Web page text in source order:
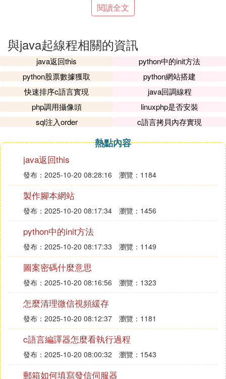
可返回值的任務必須實現Callable介面。類似的，無
執行Callable任務後，可以獲取一個Future的對象，
在該對象上調用get就可以獲取到Callable任務返回的
Object了。
注意：get方法是阻塞的，即：線程無返回結果，get
方法會一直等待。
再結合線程池介面ExecutorService就可以實現傳說
中有返回結果的多線程了。
C. 在JAVA中線程到底起到什麼作用
這是javaeye上非常經典的關於線程的帖子，寫的非
常通俗易懂的，適合任何讀計算機的同學.
線程同步
我們可以在計算機上運行各種計算機軟體程序。每一
個運行的程序可能包括多個獨立運行的線程（Threa
d）。
線程（Thread）是一份獨立運行的程序，有自己專用
的運行棧。線程有可能和其他線程共享一些資源，比
如，內存，文件，資料庫等。
當多個線程同時讀寫同一份共享資源的時候，可能會
引起沖突。這時候，我們需要引入線程「同步」機
制，即各位線程之間要有個先來後到，不能一窩蜂擠
上去搶作一團。
同步這個詞是從英文synchronize（使同時發生）翻
譯過來的。我也不明白為什麼要用這個很容易引起誤
閱讀全文
與java起線程相關的資訊
java返回this
python中的init方法
python股票數據獲取
python網站搭建
快速排序c語言實現
java回調線程
php調用攝像頭
linuxphp是否安裝
sql注入order
c語言拷貝內存實現
熱點內容
java返回this
發布：2025-10-20 08:28:16 瀏覽：1184
製作腳本網站
發布：2025-10-20 08:17:34 瀏覽：1456
python中的init方法
發布：2025-10-20 08:17:33 瀏覽：1149
圖案密碼什麼意思
發布：2025-10-20 08:16:56 瀏覽：1323
怎麼清理微信視頻緩存
發布：2025-10-20 08:12:37 瀏覽：1181
c語言編譯器怎麼看執行過程
發布：2025-10-20 08:00:32 瀏覽：1543
郵箱如何填寫發信伺服器